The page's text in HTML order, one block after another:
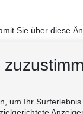
um Ihr
Sie über diese